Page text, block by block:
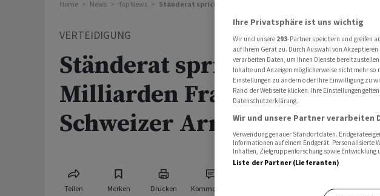
Home News Top News Ständerat spricht 3,4 Milliarden Franken für die Schweizer Armee
VERTEIDIGUNG
Ständerat spricht 3,4
Milliarden Franken für die
Schweizer Armee
Teilen Merken Drucken Kommentare
Ihre Privatsphäre ist uns wichtig
Wir und unsere 293-Partner speichern und greifen
auf Ihrem Gerät zu. Durch Auswahl von
verarbeiten Daten, um Ihnen Dienste
Inhalte und Anzeigen möglicherweise nicht mehr
Einstellungen zu ändern oder Ihre Einwilligung zu
Rand der Webseite klicken. Ihre Einstellungen
Datenschutzerklärung.
Wir und unsere Partner verarbeiten
Verwendung genauer Standortdaten.
Informationen auf einem Endgerät. Personalisierte
Inhalten, Zielgruppenforschung sowie Entwicklung
Liste der Partner (Lieferanten)